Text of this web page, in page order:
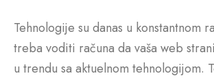
Tehnologije su danas u konstantnom
treba voditi računa da vaša web
u trendu sa aktuelnom tehnologijom.